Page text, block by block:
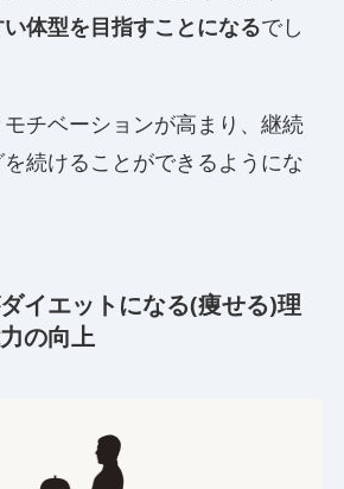
体型を目指すことになるでし
チベーションが高まり、継続
続けることができるようにな
イエットになる(痩せる)理
の向上